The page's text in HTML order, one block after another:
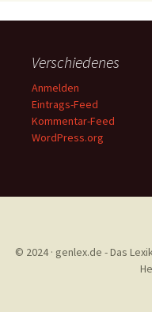
Verschiedenes
Anmelden
Eintrags-Feed
Kommentar-Feed
WordPress.org
© 2024 · genlex.de - Das